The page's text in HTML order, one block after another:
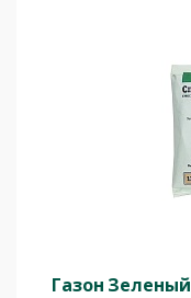
Газон